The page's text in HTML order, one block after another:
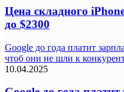
Цена складного
до $2300
Google до года платит
чтоб они не шли к
10.04.2025